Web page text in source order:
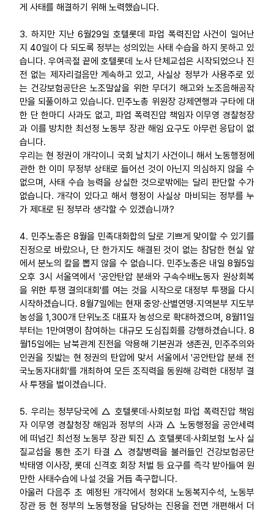
게 사태를 해결하기 위해 노력했습니다.
3. 하지만 지난 6월29일 호텔롯데 파업 폭력진압 사건이 일어난
지 40일이 다 되도록 정부는 성의있는 사태 수습을 하지 못하고 있
습니다. 우여곡절 끝에 호텔롯데 노사 단체교섭은 시작되었으나 진
전 없는 제자리걸음만 계속하고 있고, 사실상 정부가 사용주로 있
는 건강보험공단은 노조말살을 위한 무더기 해고와 노조음해공작
만을 되풀이하고 있습니다. 민주노총 위원장 강제연행과 구타에 대
한 단 한마디 사과도 없고, 파업 폭력진압 책임자 이무영 경찰청장
과 이를 방치한 최선정 노동부 장관 해임 요구도 아무런 응답이 없
습니다.
우리는 현 정권이 개각이니 국회 날치기 사건이니 해서 노동행정에
관한 한 이미 무정부 상태로 들어선 것이 아닌지 의심하지 않을 수
없으며, 사태 수습 능력을 상실한 것으로밖에는 달리 판단할 수가
없습니다. 개각이 있다고 해서 행정이 사실상 마비되는 정부를 누
가 제대로 된 정부라 생각할 수 있겠습니까?
4. 민주노총은 8월을 민족대화합의 달로 기쁘게 맞이할 수 있기를
진정으로 바랐으나, 단 한가지도 해결된 것이 없는 참담한 현실 앞
에서 분노의 칼을 뽑지 않을 수 없습니다. 민주노총은 내일 8월5일
오후 3시 서울역에서 '공안탄압 분쇄와 구속수배노동자 원상회복
을 위한 투쟁 결의대회'를 여는 것을 시작으로 대정부 투쟁을 다시
시작하겠습니다. 8월7일에는 현재 중앙·산별연맹·지역본부 지도부
농성을 1,300개 단위노조 대표자 농성으로 확대하겠으며, 8월11일
부터는 1만여명이 참여하는 대규모 도심집회를 강행하겠습니다. 8
월15일에는 남북관계 진전을 악용해 기본권과 생존권, 민주주의와
인권을 짓밟는 현 정권의 탄압에 맞서 서울에서 '공안탄압 분쇄 전
국노동자대회'를 개최하여 모든 조직력을 동원해 강력한 대정부 결
사 투쟁을 벌이겠습니다.
5. 우리는 정부당국에 △ 호텔롯데·사회보험 파업 폭력진압 책임
자 이무영 경찰청장 해임과 정부의 사과 △ 노동행정을 공안세력
에 떠넘긴 최선정 노동부 장관 퇴진 △ 호텔롯데·사회보험 노사 실
질교섭을 통한 조기 타결 △ 경찰병력을 불러들인 건강보험공단
박태영 이사장, 롯데 신격호 회장 처벌 등 요구를 즉각 받아들여 원
만한 사태수습에 나설 것을 거듭 촉구합니다.
아울러 다음주 초 예정된 개각에서 청와대 노동복지수석, 노동부
장관 등 현 정부의 노동행정을 담당하는 진용을 전면 개편해서 더